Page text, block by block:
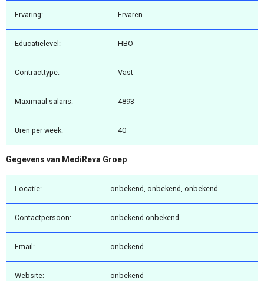
Ervaring: Ervaren
Educatielevel: HBO
Contracttype: Vast
Maximaal salaris: 4893
Uren per week: 40
Gegevens van MediReva Groep
Locatie: onbekend, onbekend, onbekend
Contactpersoon: onbekend onbekend
Email: onbekend
Website: onbekend